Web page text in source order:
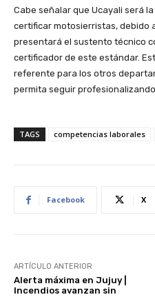
Cabe señalar que Ucayali será
certificar motosierristas, debido
presentará el sustento técnico
certificador de este estándar.
referente para los otros
permita seguir
TAGS competencias laborales
Facebook X
ARTÍCULO ANTERIOR
Alerta máxima en Jujuy |
Incendios avanzan sin